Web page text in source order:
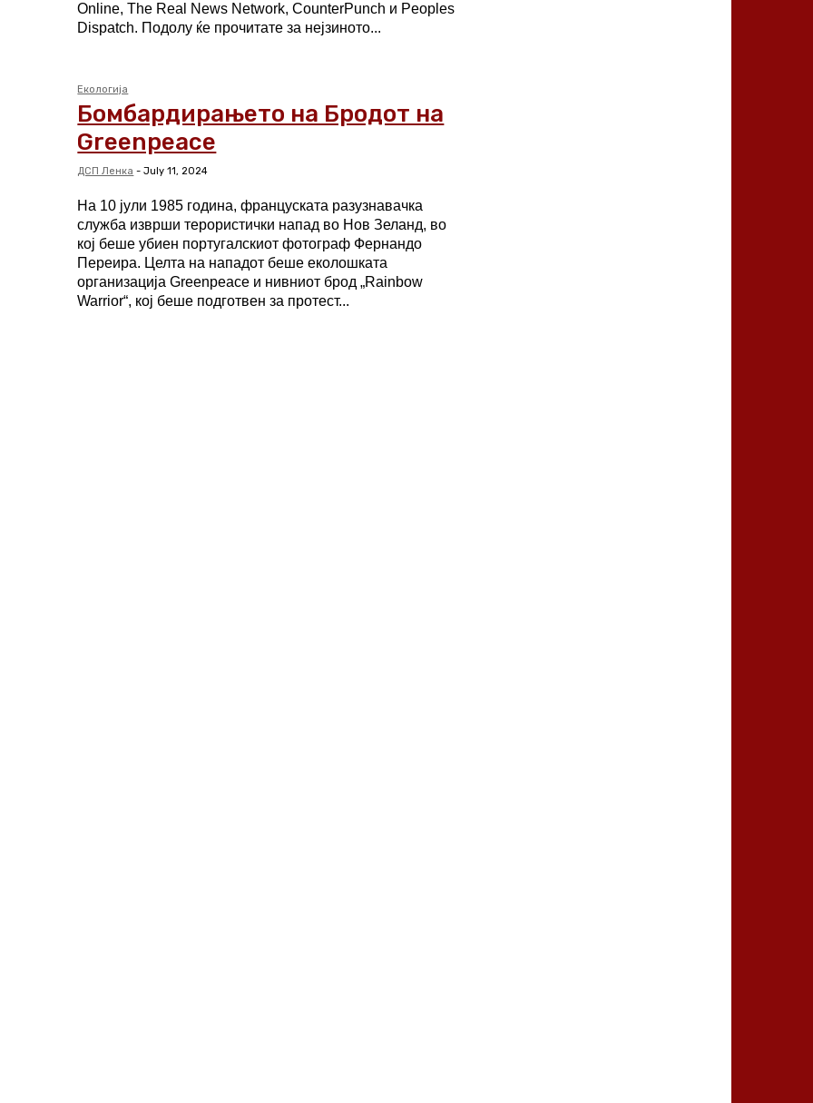
Online, The Real News Network, CounterPunch и Peoples
Dispatch. Подолу ќе прочитате за нејзиното...
Екологија
Бомбардирањето на Бродот на
Greenpeace
ДСП Ленка - July 11, 2024
На 10 јули 1985 година, француската разузнавачка
служба изврши терористички напад во Нов Зеланд, во
кој беше убиен португалскиот фотограф Фернандо
Переира. Целта на нападот беше еколошката
организација Greenpeace и нивниот брод „Rainbow
Warrior“, кој беше подготвен за протест...